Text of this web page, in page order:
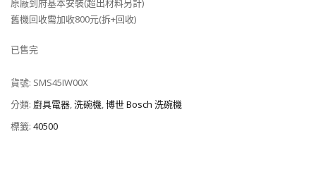
原廠到府基本安裝(超出材料另計)
舊機回收需加收800元(拆+回收)
已售完
貨號: SMS45IW00X
分類: 廚具電器,洗碗機,博世 Bosch 洗碗機
標籤: 40500